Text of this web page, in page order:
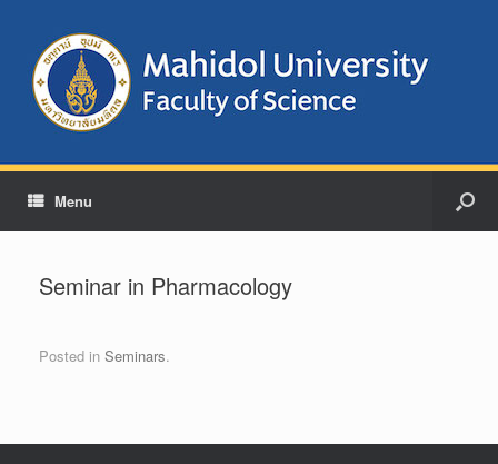
Menu
Seminar in Pharmacology
Posted in Seminars.